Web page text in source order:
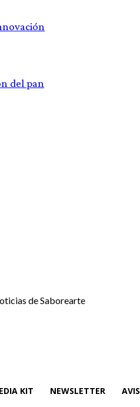
del pan
de Saborearte
KIT NEWSLETTER